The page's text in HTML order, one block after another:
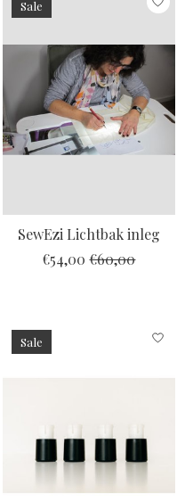
Sale
SewEzi Lichtbak inleg
€54,00 €60,00
Sale